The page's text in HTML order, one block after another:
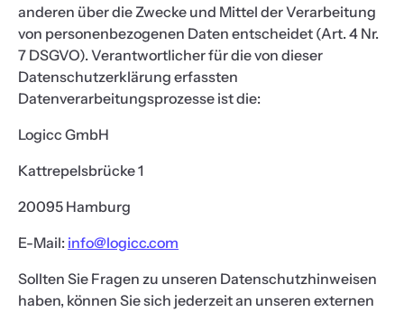
anderen über die Zwecke und Mittel der Verarbeitung
von personenbezogenen Daten entscheidet (Art. 4 Nr.
7 DSGVO). Verantwortlicher für die von dieser
Datenschutzerklärung erfassten
Datenverarbeitungsprozesse ist die:
Logicc GmbH
Kattrepelsbrücke 1
20095 Hamburg
E-Mail: info@logicc.com
Sollten Sie Fragen zu unseren Datenschutzhinweisen
haben, können Sie sich jederzeit an unseren externen